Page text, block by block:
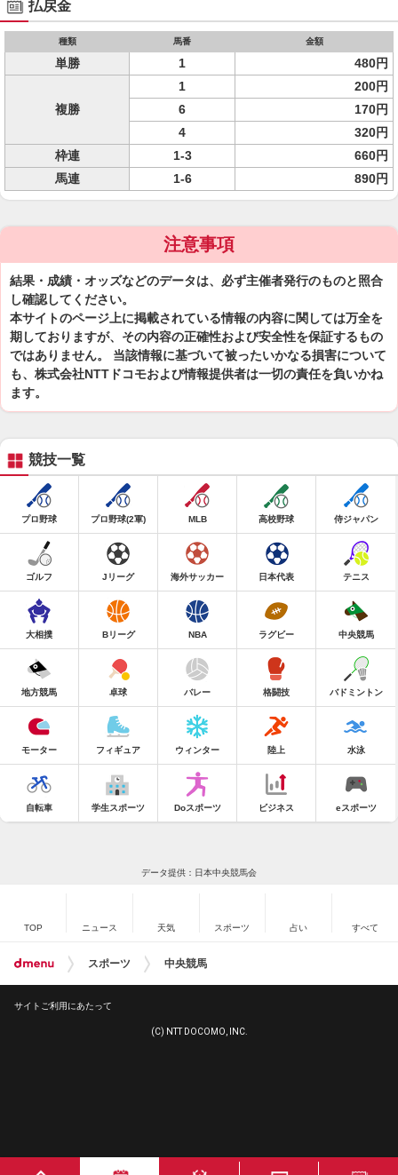
払戻金
種類 馬番 金額
単勝 1 480円
複勝
1
200円
6
170円
4
320円
枠連
1-3
660円
馬連
1-6 890円
注意事項
結果・成績・オッズなどのデータは、必ず主催者発行のものと照合
し確認してください。
本サイトのページ上に掲載されている情報の内容に関しては万全を
期しておりますが、その内容の正確性および安全性を保証するもの
ではありません。 当該情報に基づいて被ったいかなる損害について
も、株式会社NTTドコモおよび情報提供者は一切の責任を負いかね
ます。
競技一覧
プロ野球 プロ野球(2軍) MLB 高校野球 侍ジャパン
ゴルフ Jリーグ 海外サッカー 日本代表 テニス
大相撲 Bリーグ NBA ラグビー 中央競馬
地方競馬 卓球 バレー 格闘技 バドミントン
モーター フィギュア ウィンター 陸上 水泳
自転車 学生スポーツ Doスポーツ ビジネス eスポーツ
データ提供：日本中央競馬会
TOP ニュース 天気 スポーツ 占い すべて
スポーツ 中央競馬
サイトご利用にあたって
(C) NTT DOCOMO, INC.